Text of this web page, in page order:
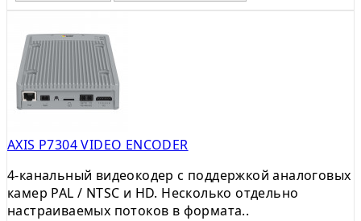
AXIS P7304 VIDEO ENCODER
4-канальный видеокодер с поддержкой аналоговых
камер PAL / NTSC и HD. Несколько отдельно
настраиваемых потоков в формата..